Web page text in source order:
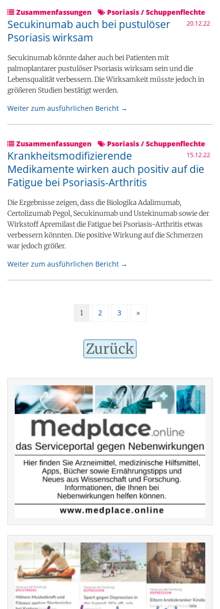
Zusammenfassungen Psoriasis / Schuppenflechte
20.12.22
Secukinumab auch bei pustulöser
Psoriasis wirksam
Secukinumab könnte daher auch bei Patienten mit
palmoplantarer pustulöser Psoriasis wirksam sein und die
Lebensqualität verbessern. Die Wirksamkeit müsste jedoch in
größeren Studien bestätigt werden.
Weiter zum ausführlichen Bericht →
Zusammenfassungen Psoriasis / Schuppenflechte
15.12.22
Krankheitsmodifizierende
Medikamente wirken auch positiv auf die
Fatigue bei Psoriasis-Arthritis
Die Ergebnisse zeigen, dass die Biologika Adalimumab,
Certolizumab Pegol, Secukinumab und Ustekinumab sowie der
Wirkstoff Apremilast die Fatigue bei Psoriasis-Arthritis etwas
verbessern könnten. Die positive Wirkung auf die Schmerzen
war jedoch größer.
Weiter zum ausführlichen Bericht →
1 2 3 »
Zurück